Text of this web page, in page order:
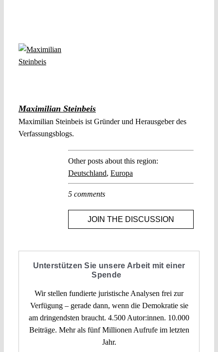
Maximilian Steinbeis
Maximilian Steinbeis ist Gründer und Herausgeber des
Verfassungsblogs.
Other posts about this region:
Deutschland, Europa
5 comments
JOIN THE DISCUSSION
Unterstützen Sie unsere Arbeit mit einer
Spende
Wir stellen fundierte juristische Analysen frei zur
Verfügung – gerade dann, wenn die Demokratie sie
am dringendsten braucht. 4.500 Autor:innen. 10.000
Beiträge. Mehr als fünf Millionen Aufrufe im letzten
Jahr.